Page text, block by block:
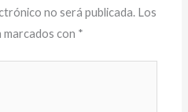
no será publicada. Los
con *